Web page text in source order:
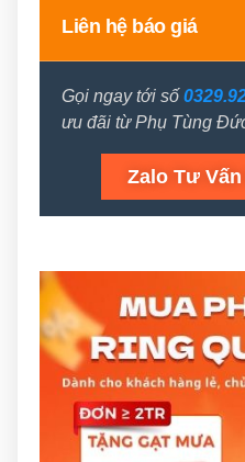
Liên hệ báo giá
Gọi ngay tới số
ưu đãi từ Phụ Tùng
Zalo Tư